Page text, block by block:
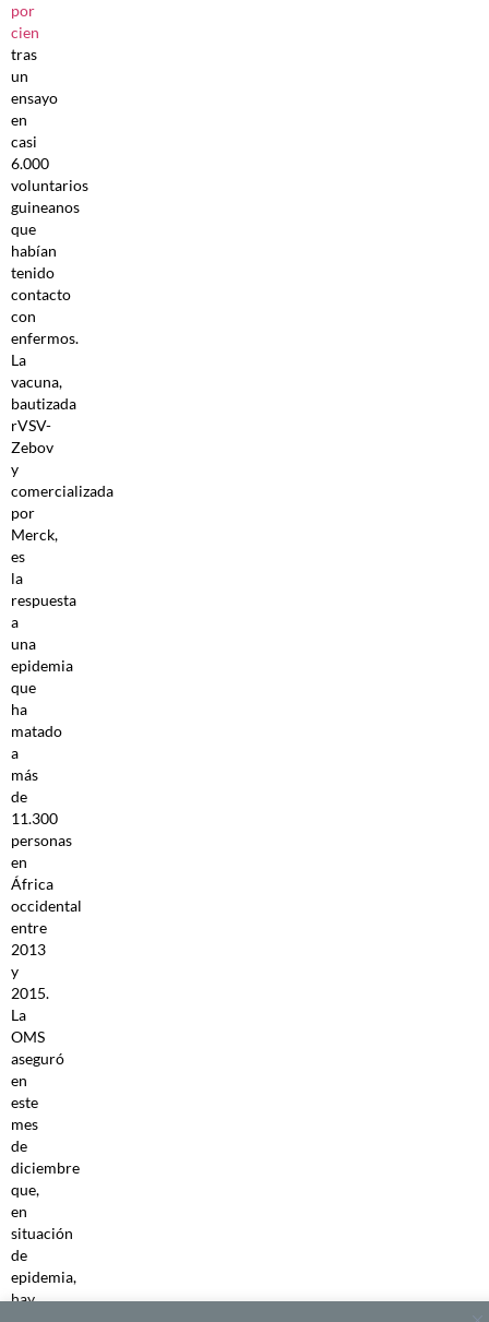
por
cien
tras
un
ensayo
en
casi
6.000
voluntarios
guineanos
que
habían
tenido
contacto
con
enfermos.
La
vacuna,
bautizada
rVSV-
Zebov
y
comercializada
por
Merck,
es
la
respuesta
a
una
epidemia
que
ha
matado
a
más
de
11.300
personas
en
África
occidental
entre
2013
y
2015.
La
OMS
aseguró
en
este
mes
de
diciembre
que,
en
situación
de
epidemia,
hay